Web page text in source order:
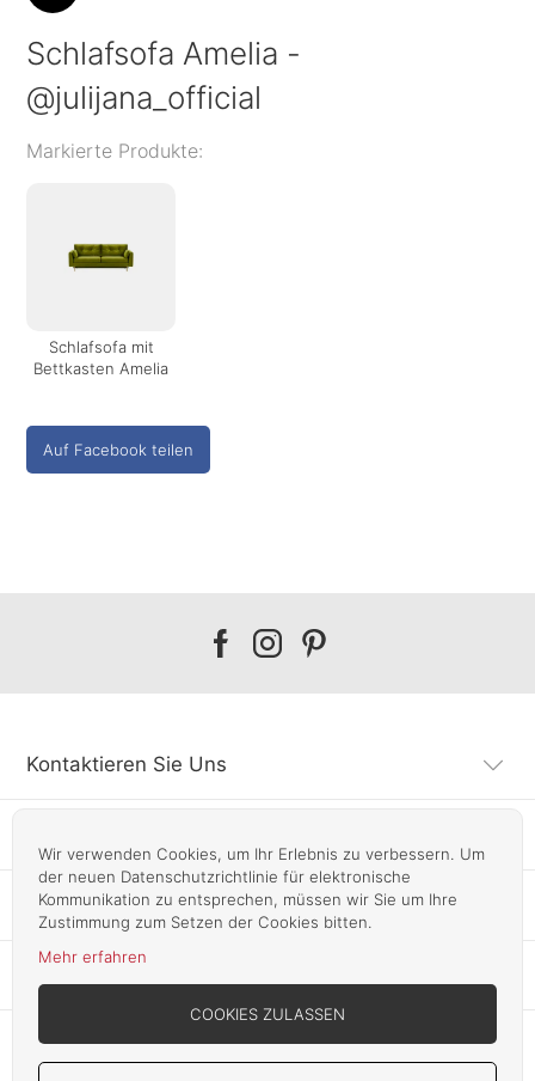
Wir verwenden Cookies, um Ihr Erlebnis zu verbessern. Um
der neuen Datenschutzrichtlinie für elektronische
Kommunikation zu entsprechen, müssen wir Sie um Ihre
Zustimmung zum Setzen der Cookies bitten.
Mehr erfahren
COOKIES ZULASSEN
Schlafsofa Amelia -
@julijana_official
Markierte Produkte:
Schlafsofa mit
Bettkasten Amelia
Auf Facebook teilen
Our
Our
Our
Kontaktieren Sie Uns
Infos